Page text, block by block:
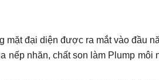
đại diện được ra mắt vào đầu
nếp nhăn, chất son làm Plump môi